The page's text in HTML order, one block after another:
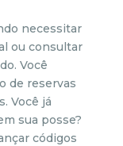
necessitar
ou consultar
Você
de reservas
Você já
sua posse?
códigos